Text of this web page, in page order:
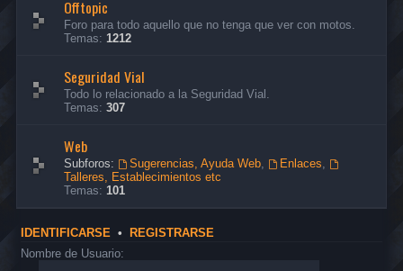
Offtopic
Foro para todo aquello que no tenga que ver con motos.
Temas: 1212
Seguridad Vial
Todo lo relacionado a la Seguridad Vial.
Temas: 307
Web
Subforos: Sugerencias, Ayuda Web, Enlaces,
Talleres, Establecimientos etc
Temas: 101
IDENTIFICARSE • REGISTRARSE
Nombre de Usuario: